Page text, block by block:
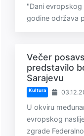
"Dani evropskog
godine održava
Večer
predstavilo
Sarajevu
Kultura
U okviru
evropskog
zgrade